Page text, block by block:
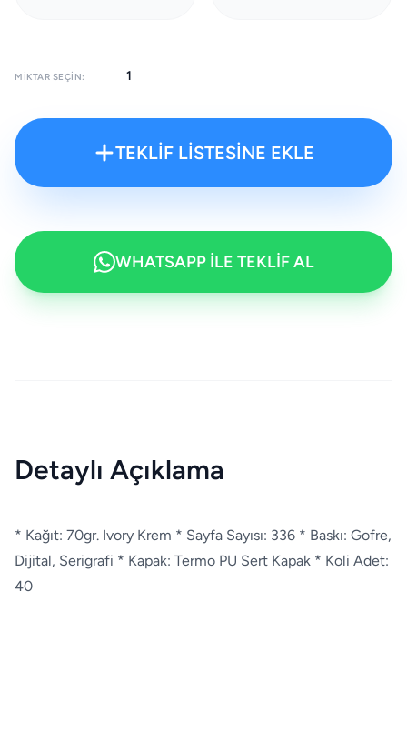
MIKTAR SEÇIN:
TEKLİF LİSTESİNE EKLE
WHATSAPP İLE TEKLİF AL
Detaylı Açıklama
* Kağıt: 70gr. Ivory Krem * Sayfa Sayısı: 336 * Baskı: Gofre,
Dijital, Serigrafi * Kapak: Termo PU Sert Kapak * Koli Adet:
40